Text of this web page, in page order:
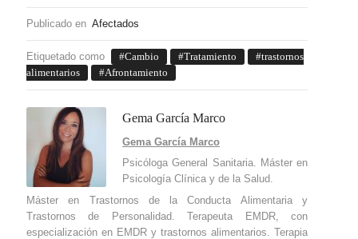
Publicado en Afectados
Etiquetado como Cambio Tratamiento
trastornos
alimentarios
Afrontamiento
Gema García Marco
Gema García Marco
Psicóloga General Sanitaria. Máster en
Psicología Clínica y de la Salud.
Máster en Trastornos de la Conducta Alimentaria y
Trastornos de Personalidad. Terapeuta EMDR, con
especialización en EMDR y trastornos alimentarios. Terapia